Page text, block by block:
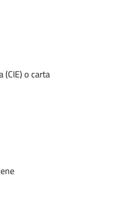
o carta